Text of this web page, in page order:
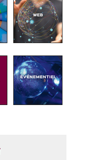
WEB
ÉVÉNEMENTIEL